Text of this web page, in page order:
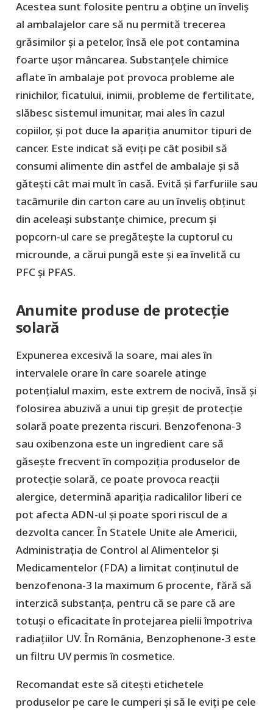
Acestea sunt folosite pentru a obține un înveliș
al ambalajelor care să nu permită trecerea
grăsimilor și a petelor, însă ele pot contamina
foarte ușor mâncarea. Substanțele chimice
aflate în ambalaje pot provoca probleme ale
rinichilor, ficatului, inimii, probleme de fertilitate,
slăbesc sistemul imunitar, mai ales în cazul
copiilor, și pot duce la apariția anumitor tipuri de
cancer. Este indicat să eviți pe cât posibil să
consumi alimente din astfel de ambalaje și să
gătești cât mai mult în casă. Evită și farfuriile sau
tacâmurile din carton care au un înveliș obținut
din aceleași substanțe chimice, precum și
popcorn-ul care se pregătește la cuptorul cu
microunde, a cărui pungă este și ea învelită cu
PFC și PFAS.
Anumite produse de protecție
solară
Expunerea excesivă la soare, mai ales în
intervalele orare în care soarele atinge
potențialul maxim, este extrem de nocivă, însă și
folosirea abuzivă a unui tip greșit de protecție
solară poate prezenta riscuri. Benzofenona-3
sau oxibenzona este un ingredient care să
găsește frecvent în compoziția produselor de
protecție solară, ce poate provoca reacții
alergice, determină apariția radicalilor liberi ce
pot afecta ADN-ul și poate spori riscul de a
dezvolta cancer. În Statele Unite ale Americii,
Administrația de Control al Alimentelor și
Medicamentelor (FDA) a limitat conținutul de
benzofenona-3 la maximum 6 procente, fără să
interzică substanța, pentru că se pare că are
totuși o eficacitate în protejarea pielii împotriva
radiațiilor UV. În România, Benzophenone-3 este
un filtru UV permis în cosmetice.
Recomandat este să citești etichetele
produselor pe care le cumperi și să le eviți pe cele